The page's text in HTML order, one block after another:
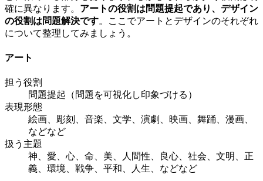
確に異なります。 アートの役割は問題提起であり、デザイン
の役割は問題解決です。ここでアートとデザインのそれぞれ
について整理してみましょう。
アート
担う役割
問題提起（問題を可視化し印象づける）
表現形態
絵画、彫刻、音楽、文学、演劇、映画、舞踊、漫画、
などなど
扱う主題
神、愛、心、命、美、人間性、良心、社会、文明、正
義、環境、戦争、平和、人生、などなど